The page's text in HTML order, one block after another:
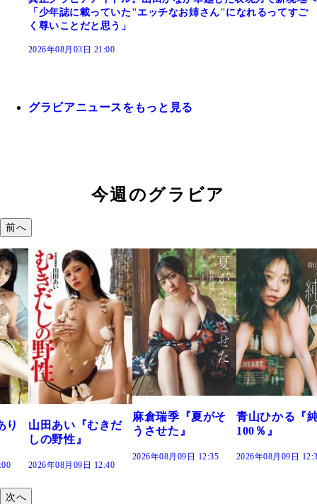
「少年誌に載っていた"エッチなお姉さん"になれるってすご
く尊いことだと思う」
2026年08月03日 21:00
グラビアニュースをもっと見る
今週のグラビア
前へ
だ
麻倉瑞季『夏がそ
うさせた』
青山ひかる『純度
100％』
2026年08月09日 12:30
溝端 葵『もう
つの、あおい
で。』
2026年08月09日
次へ